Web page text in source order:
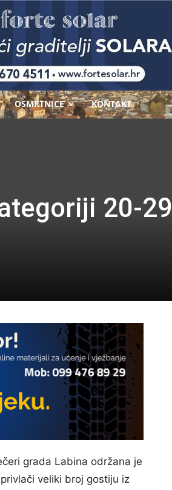
OSMRTNICE KONTAKT
20-29
grada Labina održana je
veliki broj gostiju iz